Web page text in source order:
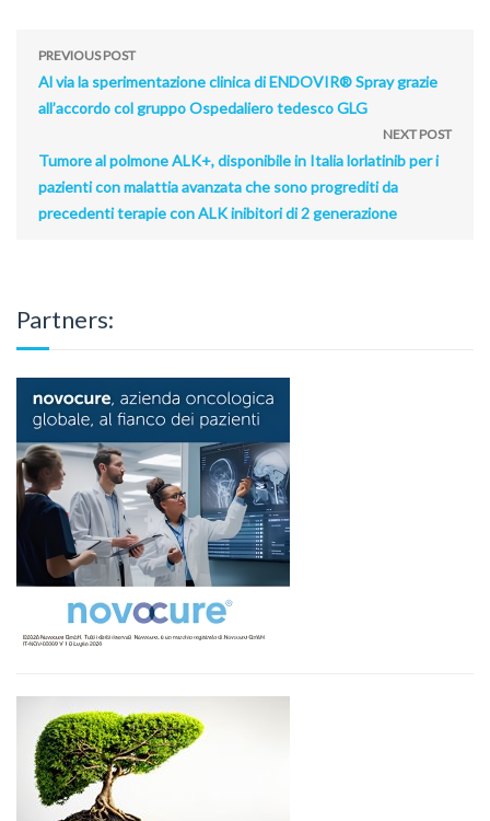
PREVIOUS POST
Al via la sperimentazione clinica di ENDOVIR® Spray grazie
all’accordo col gruppo Ospedaliero tedesco GLG
NEXT POST
Tumore al polmone ALK+, disponibile in Italia lorlatinib per i
pazienti con malattia avanzata che sono progrediti da
precedenti terapie con ALK inibitori di 2 generazione
Partners: